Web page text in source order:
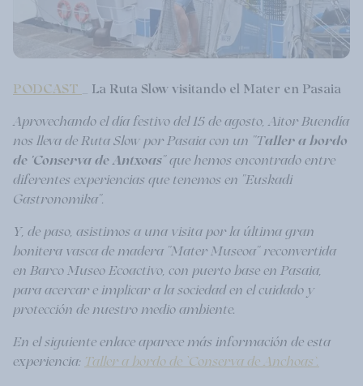
PODCAST
_ La Ruta Slow visitando el Mater en Pasaia
Aprovechando el día festivo del 15 de agosto, Aitor Buendía
nos lleva de Ruta Slow por Pasaia con un "Taller a bordo
de 'Conserva de Antxoas" que hemos encontrado entre
diferentes experiencias que tenemos en "Euskadi
Gastronomika".
Y, de paso, asistimos a una visita por la última gran
bonitera vasca de madera "Mater Museoa" reconvertida
en Barco Museo Ecoactivo, con puerto base en Pasaia,
para acercar e implicar a la sociedad en el cuidado y
protección de nuestro medio ambiente.
En el siguiente enlace aparece más información de esta
experiencia: Taller a bordo de ‘Conserva de Anchoas’.